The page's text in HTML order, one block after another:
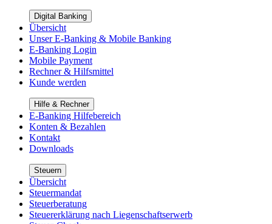
Digital Banking
Übersicht
Unser E-Banking & Mobile Banking
E-Banking Login
Mobile Payment
Rechner & Hilfsmittel
Kunde werden
Hilfe & Rechner
E-Banking Hilfebereich
Konten & Bezahlen
Kontakt
Downloads
Steuern
Übersicht
Steuermandat
Steuerberatung
Steuererklärung nach Liegenschaftserwerb